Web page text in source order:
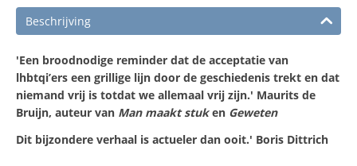
Beschrijving
'Een broodnodige reminder dat de acceptatie van
lhbtqi’ers een grillige lijn door de geschiedenis trekt en dat
niemand vrij is totdat we allemaal vrij zijn.' Maurits de
Bruijn, auteur van Man maakt stuken Geweten
Dit bijzondere verhaal is actueler dan ooit.' Boris Dittrich